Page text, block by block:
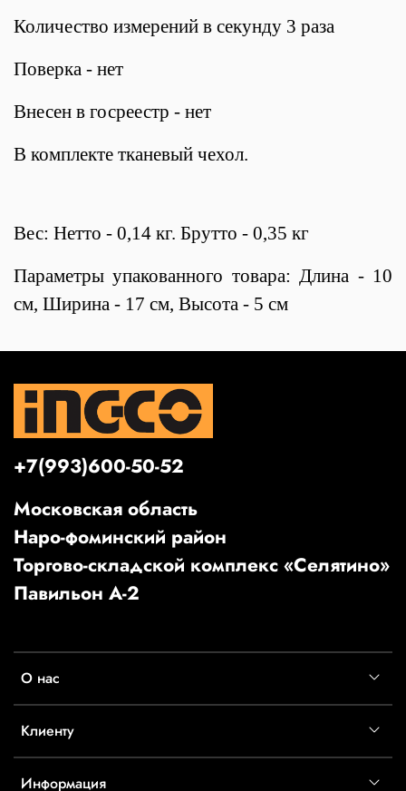
Количество измерений в секунду 3 раза
Поверка - нет
Внесен в госреестр - нет
В комплекте тканевый чехол.
Вес: Нетто - 0,14 кг. Брутто - 0,35 кг
Параметры упакованного товара: Длина - 10
см, Ширина - 17 см, Высота - 5 см
О нас
Клиенту
Информация
+7(993)600-50-52
Московская область
Наро-фоминский район
Торгово-складской комплекс «Селятино»
Павильон А-2